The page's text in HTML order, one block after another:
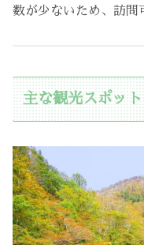
数が少ないため、訪問
主な観光スポッ